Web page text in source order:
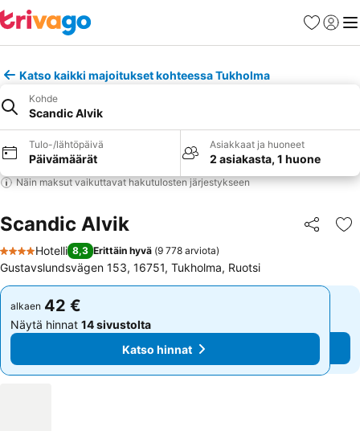
Suosikit
Katso kaikki majoitukset kohteessa Tukholma
Kohde
Scandic Alvik
Tulo-/lähtöpäivä
Päivämäärät
Asiakkaat ja huoneet
2 asiakasta, 1 huone
Näin maksut vaikuttavat hakutulosten järjestykseen
Scandic Alvik Jaa
4 Tähtiluokitus
Hotelli 8,3 Erittäin hyvä (9 778 arviota)
Gustavslundsvägen 153, 16751, Tukholma, Ruotsi
alkaen 42 €
Näytä hinnat 14 sivustolta
Katso hinnat
alkaen 42 €
Näytä hinnat 14 sivustolta
Katso hinnat